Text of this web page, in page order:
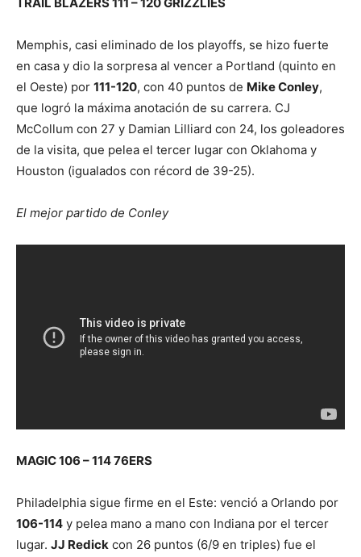
Memphis, casi eliminado de los playoffs, se hizo fuerte
en casa y dio la sorpresa al vencer a Portland (quinto en
el Oeste) por 111-120, con 40 puntos de Mike Conley,
que logró la máxima anotación de su carrera. CJ
McCollum con 27 y Damian Lilliard con 24, los goleadores
de la visita, que pelea el tercer lugar con Oklahoma y
Houston (igualados con récord de 39-25).
El mejor partido de Conley
MAGIC 106 – 114 76ERS
Philadelphia sigue firme en el Este: venció a Orlando por
106-114 y pelea mano a mano con Indiana por el tercer
lugar. JJ Redick con 26 puntos (6/9 en triples) fue el